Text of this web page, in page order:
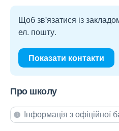
Щоб зв'язатися із
ел. пошту.
Показати контакти
Про школу
Інформація з